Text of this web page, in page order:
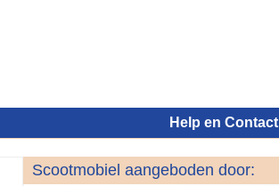
Help en Contact
Scootmobiel aangeboden door: